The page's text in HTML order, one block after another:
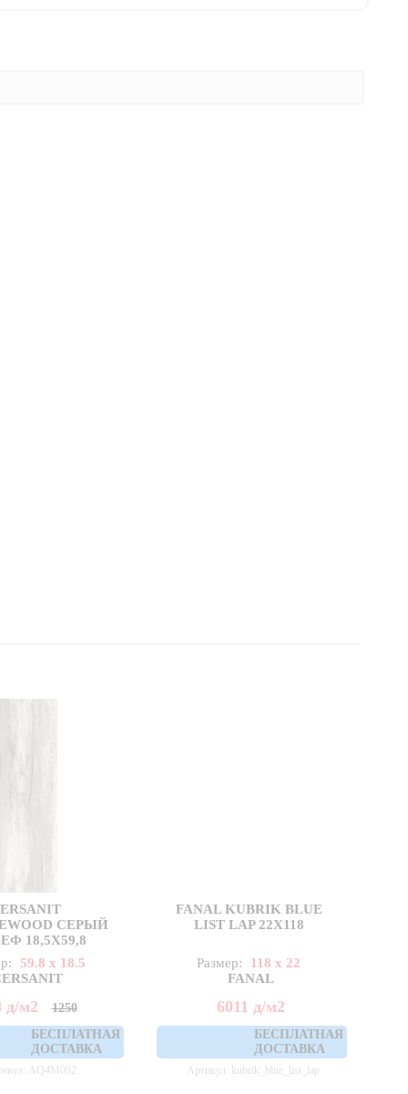
СЕРЫЙ
18,5Х59,8
59.8 x 18.5
д/м2
1250
БЕСПЛАТНАЯ
ДОСТАВКА
AQ4M092
FANAL KUBRIK BLUE
LIST LAP 22X118
Размер:
118 x 22
FANAL
6011 д/м2
БЕСПЛАТНАЯ
ДОСТАВКА
Артикул: kubrik_blue_list_lap